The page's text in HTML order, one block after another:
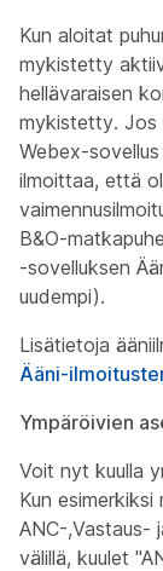
Kun aloitat
mykistetty
hellävaraisen
mykistetty. Jos
Webex-
ilmoittaa, että
B&O-
-sovelluksen
uudempi).
Lisätietoja
Ääni-
Ympäröivien
Voit nyt kuulla
Kun
ANC-,Vastaus-
välillä, kuulet